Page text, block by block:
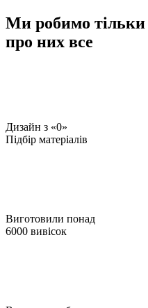
Ми робимо тільки
про них все
Дизайн з «0»
Підбір матеріалів
Виготовили понад
6000 вивісок